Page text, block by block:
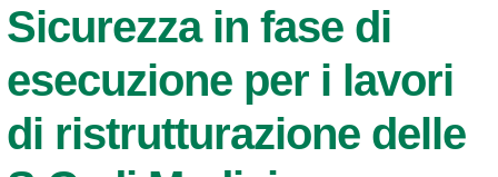
Sicurezza in fase di
esecuzione per i lavori
di ristrutturazione delle